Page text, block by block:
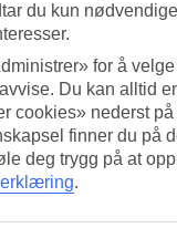
du kun
for å
Du kan alltid
cookies» nederst
finner du på
deg trygg på at
.